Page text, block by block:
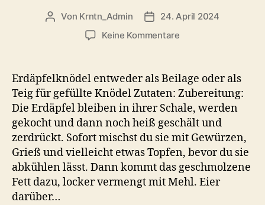
Beitragsautor
Von Krntn_Admin Veröffentlichungsdatum
24. April 2024
Keine Kommentarezu
Rezept
–
Klassische
Beilage
oder
Fülle
für
süße
&
Erdäpfelknödel entweder als Beilage oder als
Teig für gefüllte Knödel Zutaten: Zubereitung:
Die Erdäpfel bleiben in ihrer Schale, werden
gekocht und dann noch heiß geschält und
zerdrückt. Sofort mischst du sie mit Gewürzen,
Grieß und vielleicht etwas Topfen, bevor du sie
abkühlen lässt. Dann kommt das geschmolzene
Fett dazu, locker vermengt mit Mehl. Eier
darüber…